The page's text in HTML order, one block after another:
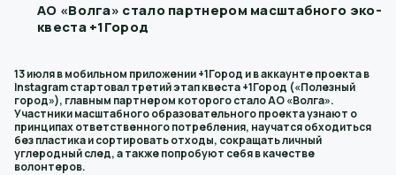
АО «Волга» стало партнером масштабного эко-
квеста +1Город
13 июля в мобильном приложении +1Город и в аккаунте проекта в
Instagram стартовал третий этап квеста +1Город («Полезный
город»), главным партнером которого стало АО «Волга».
Участники масштабного образовательного проекта узнают о
принципах ответственного потребления, научатся обходиться
без пластика и сортировать отходы, сокращать личный
углеродный след, а также попробуют себя в качестве
волонтеров.